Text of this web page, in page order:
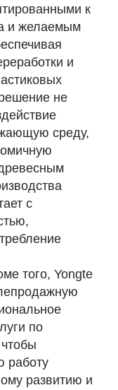
к
и желаемым
и
не
среду,
с
того, Yongte
по
работу
развитию и